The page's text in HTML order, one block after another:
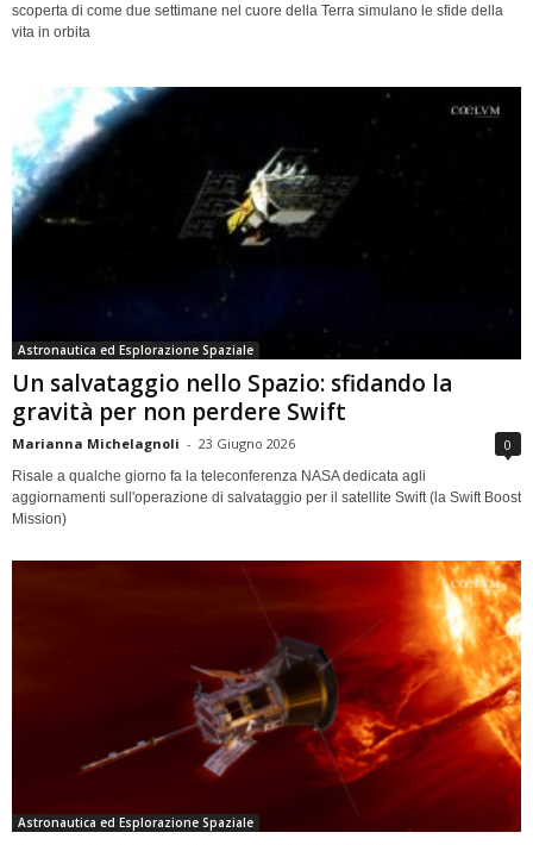
scoperta di come due settimane nel cuore della Terra simulano le sfide della
vita in orbita
Astronautica ed Esplorazione Spaziale
Un salvataggio nello Spazio: sfidando la
gravità per non perdere Swift
Marianna Michelagnoli - 23 Giugno 2026 0
Risale a qualche giorno fa la teleconferenza NASA dedicata agli
aggiornamenti sull'operazione di salvataggio per il satellite Swift (la Swift Boost
Mission)
Astronautica ed Esplorazione Spaziale